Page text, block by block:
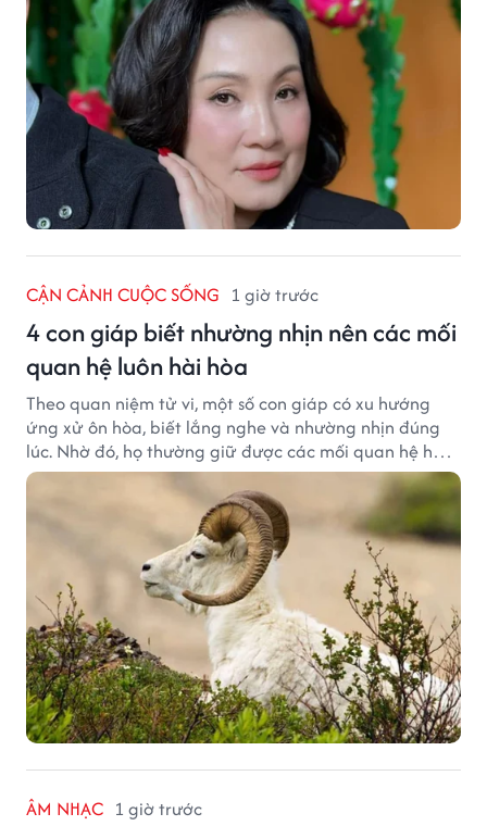
CẬN CẢNH CUỘC SỐNG 1 giờ trước
4 con giáp biết nhường nhịn nên các mối
quan hệ luôn hài hòa
Theo quan niệm tử vi, một số con giáp có xu hướng
ứng xử ôn hòa, biết lắng nghe và nhường nhịn đúng
lúc. Nhờ đó, họ thường giữ được các mối quan hệ hài
hòa và nhận được sự yêu mến từ những người xung
ÂM NHẠC 1 giờ trước